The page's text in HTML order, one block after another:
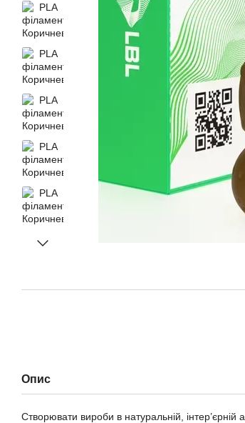
Опис
Створювати вироби в натуральній, інтер’єрній